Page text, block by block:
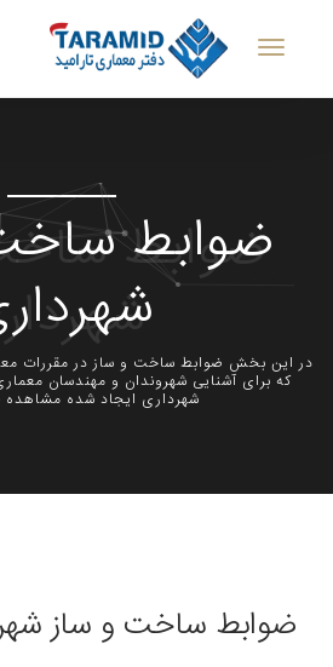
ضوابط
در این بخش ضوابط ساخت و ساز در مقررات
که برای آشنایی شهروندان و مهندسان
شهرداری ایجاد شده مشاهده
ضوابط ساخت و ساز